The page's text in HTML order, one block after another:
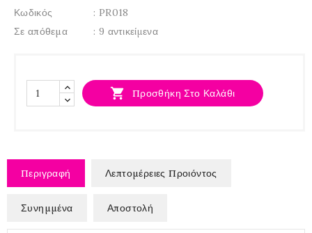
Κωδικός
: PR018
Σε απόθεμα
: 9 αντικείμενα
 Προσθήκη Στο Καλάθι
Περιγραφή Λεπτομέρειες Προιόντος
Συνημμένα Αποστολή